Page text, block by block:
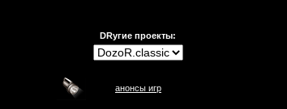
DRугие проекты:
анонсы игр